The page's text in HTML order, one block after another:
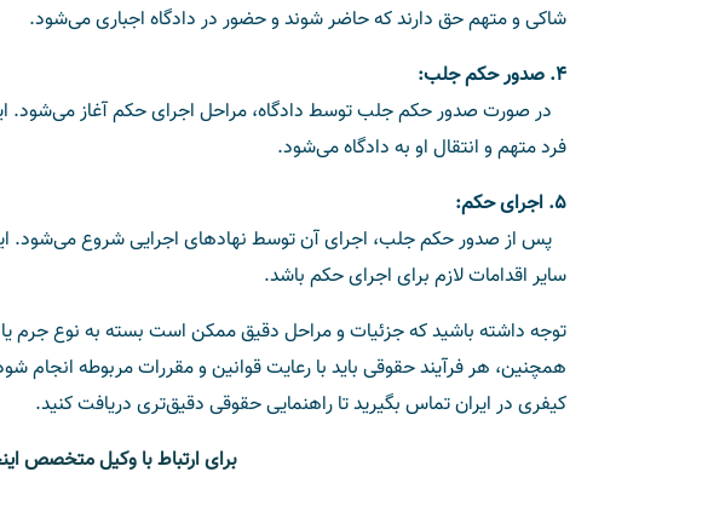
شاکی و متهم حق دارند که حاضر شوند و حضور در دادگاه اجباری می‌شود.
4. صدور حکم جلب:
در صورت صدور حکم جلب توسط دادگاه، مراحل اجرای حکم آغاز می‌شود.
فرد متهم و انتقال او به دادگاه می‌شود.
5. اجرای حکم:
پس از صدور حکم جلب، اجرای آن توسط نهادهای اجرایی شروع می‌شود.
سایر اقدامات لازم برای اجرای حکم باشد.
توجه داشته باشید که جزئیات و مراحل دقیق ممکن است بسته به نوع جرم
همچنین، هر فرآیند حقوقی باید با رعایت قوانین و مقررات مربوطه
کیفری در ایران تماس بگیرید تا راهنمایی حقوقی دقیق‌تری دریافت کنید.
برای ارتباط با وکیل متخصص